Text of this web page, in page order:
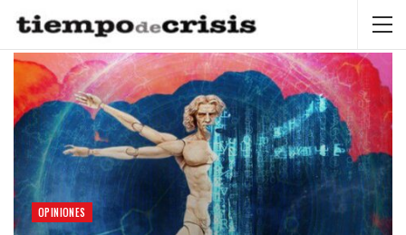
OPINIONES